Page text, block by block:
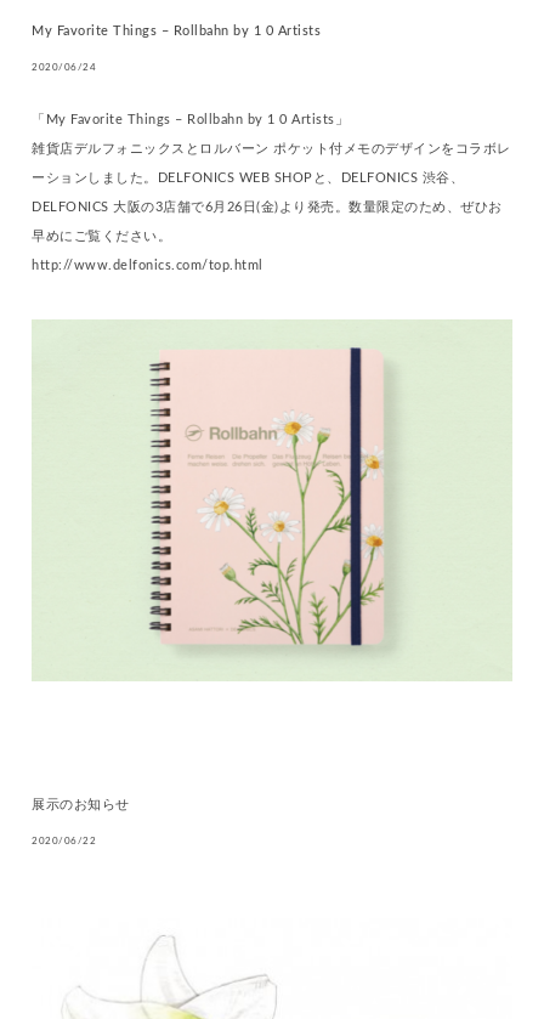
My Favorite Things – Rollbahn by 1 0 Artists
2020/06/24
「My Favorite Things – Rollbahn by 1 0 Artists」
雑貨店デルフォニックスとロルバーン ポケット付メモのデザインをコラボレ
ーションしました。DELFONICS WEB SHOPと、DELFONICS 渋谷、
DELFONICS 大阪の3店舗で6月26日(金)より発売。数量限定のため、ぜひお
早めにご覧ください。
http://www.delfonics.com/top.html
展示のお知らせ
2020/06/22